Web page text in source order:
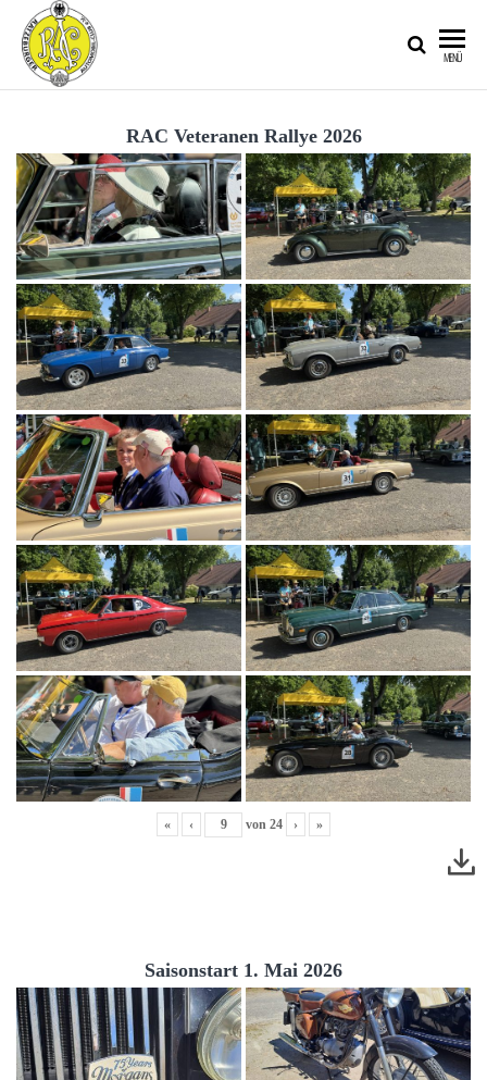
AUTOMOBIL-
CLUB IM
ADAC E.V.
MENÜ
RAC Veteranen Rallye 2026
« ‹ von 24 › »
Saisonstart 1. Mai 2026